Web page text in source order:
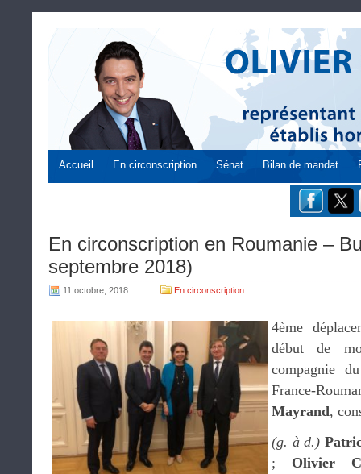
Accueil En circonscription Sénat Bilan de mandat
En circonscription en Roumanie –
septembre 2018)
11 octobre, 2018 En circonscription
4ème
début de
compagnie
France-
Mayrand,
(g. à d.)
; Olivier